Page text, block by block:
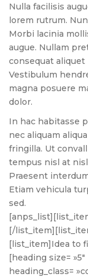
Nulla facilisis
lorem rutrum.
Morbi lacinia
augue. Nullam
consequat aliquet
Vestibulum
magna posuere
dolor.
In hac habitasse
nec aliquam
fringilla. Ut
tempus nisl at
Praesent
Etiam vehicula
sed.
[/
[list_item]Idea to
[heading size= »5″
heading_class=